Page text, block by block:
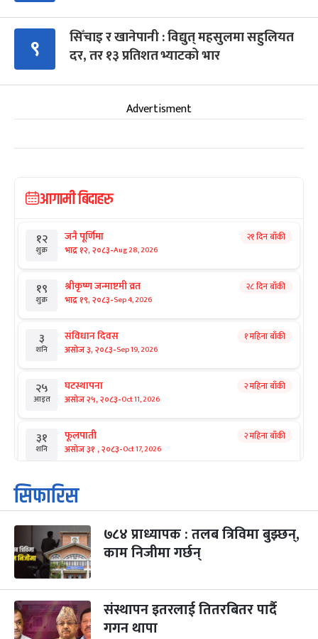
९
सिँचाइ र खानेपानी : विद्युत् महसुलमा सहुलियत
दर, तर १३ प्रतिशत भ्याटको भार
Advertisment
आगामी बिदाहरु
१२
शुक्र
जनै पूर्णिमा
भाद्र १२, २०८३-Aug 28, 2026
२१ दिन बाँकी
१९
शुक्र
श्रीकृष्ण जन्माष्टमी व्रत
भाद्र १९, २०८३-Sep 4, 2026
२८ दिन बाँकी
३
शनि
संविधान दिवस
असोज ३, २०८३-Sep 19, 2026
१ महिना बाँकी
२५
आइत
घटस्थापना
असोज २५, २०८३-Oct 11, 2026
२ महिना बाँकी
३१
शनि
फूलपाती
असोज ३१ , २०८३-Oct 17, 2026
२ महिना बाँकी
१
आइत
कार्तिक सङ्क्रान्ति
कार्तिक १, २०८३
३
मंगल
महानवमी
कार्तिक ३, २०८३-Oct 20, 2026
२ महिना बाँकी
४
बुध कार्तिक ४, २०८३
पापा‌ङ्कुशा एकादशी व्रत
सिफारिस
७८४ प्राध्यापक : तलब त्रिविमा बुझ्छन्,
काम निजीमा गर्छन्
संस्थापन इतरलाई तितरबितर पार्दै
गगन थापा